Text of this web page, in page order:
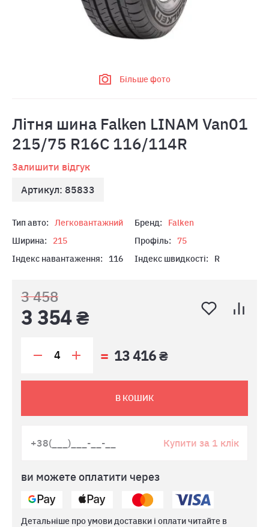
Більше фото
Літня шина Falken LINAM Van01
215/75 R16C 116/114R
Залишити відгук
Артикул: 85833
Тип авто: Легковантажний Бренд:
Falken
Ширина:
215 Профіль:
75
Індекс навантаження:
116 Індекс швидкості: R
3 458
3 354 ₴
13 416 ₴
В КОШИК
Купити за 1 клік
ви можете оплатити через
Детальніше про умови доставки і оплати читайте в